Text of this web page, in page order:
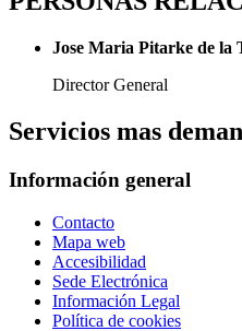
Jose Maria Pitarke de la
Director General
Servicios mas
Información general
Contacto
Mapa web
Accesibilidad
Sede Electrónica
Información Legal
Política de cookies